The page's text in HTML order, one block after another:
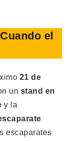
el
21 de
un stand en
y la
escaparates